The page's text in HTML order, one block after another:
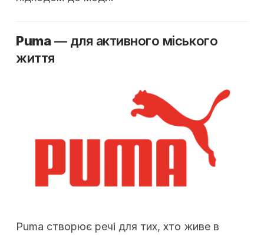
Puma — для активного міського
життя
Puma створює речі для тих, хто живе в